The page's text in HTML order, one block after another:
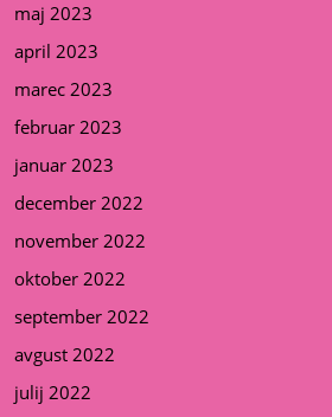
maj 2023
april 2023
marec 2023
februar 2023
januar 2023
december 2022
november 2022
oktober 2022
september 2022
avgust 2022
julij 2022